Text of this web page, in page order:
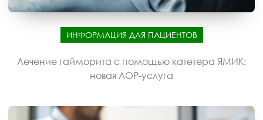
ИНФОРМАЦИЯ ДЛЯ ПАЦИЕНТОВ
Лечение гайморита с помощью катетера ЯМИК:
новая ЛОР-услуга